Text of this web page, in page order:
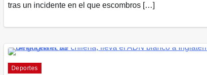
tras un incidente en el que escombros […]
Deportes